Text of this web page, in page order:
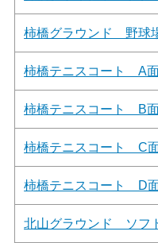
柿橋グラウンド 野球
柿橋テニスコート A
柿橋テニスコート B
柿橋テニスコート C
柿橋テニスコート D
北山グラウンド ソフ